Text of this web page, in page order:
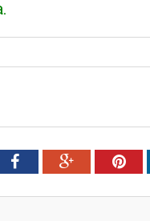
FacebookGoogle+